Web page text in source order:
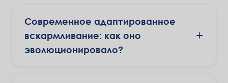
Современное адаптированное
вскармливание: как оно
эволюционировало?
+